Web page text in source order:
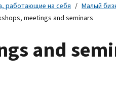
работающие на себя
Малый
meetings and seminars
and